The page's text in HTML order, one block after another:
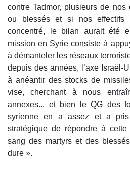
contre Tadmor, plusieurs de nos
ou blessés et si nos effectifs
concentré, le bilan aurait été
mission en Syrie consiste à
à démanteler les réseaux
depuis des années, l’axe Israël-
à anéantir des stocks de
vise, cherchant à nous
annexes... et bien le QG des
syrienne en a assez et a
stratégique de répondre à
sang des martyrs et des
dure ».